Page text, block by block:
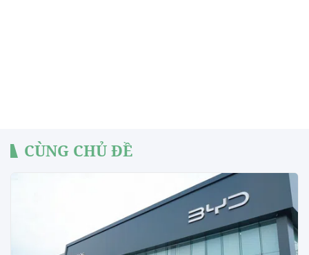
CÙNG CHỦ ĐỀ